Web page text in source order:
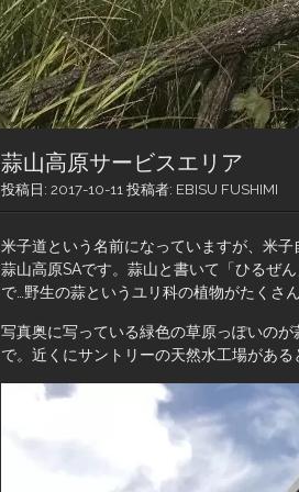
蒜山高原サービスエリア
投稿日: 2017-10-11 投稿者: EBISU FUSHIMI
米子道という名前になっていますが、米
蒜山高原SAです。蒜山と書いて「ひるぜ
で…野生の蒜というユリ科の植物がたくさ
写真奥に写っている緑色の草原っぽいの
で。近くにサントリーの天然水工場があ